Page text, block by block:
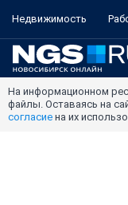
Недвижимость
На информационном
файлы. Оставаясь на
согласие на их